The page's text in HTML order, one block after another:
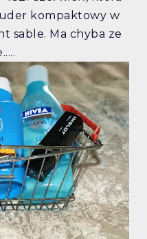
kompaktowy w
sable. Ma chyba ze